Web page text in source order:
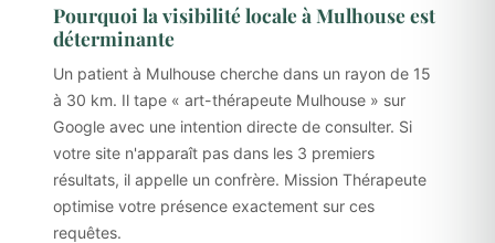
Pourquoi la visibilité locale à Mulhouse est
déterminante
Un patient à Mulhouse cherche dans un rayon de 15
à 30 km. Il tape « art-thérapeute Mulhouse » sur
Google avec une intention directe de consulter. Si
votre site n'apparaît pas dans les 3 premiers
résultats, il appelle un confrère. Mission Thérapeute
optimise votre présence exactement sur ces
requêtes.